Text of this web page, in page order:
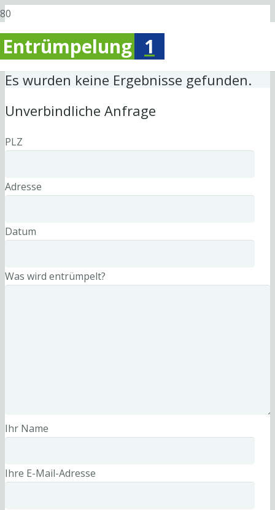
Entrümpelung 1
Es wurden keine Ergebnisse gefunden.
Unverbindliche Anfrage
PLZ
Adresse
Datum
Was wird entrümpelt?
Ihr Name
Ihre E-Mail-Adresse